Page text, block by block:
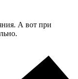
А вот при